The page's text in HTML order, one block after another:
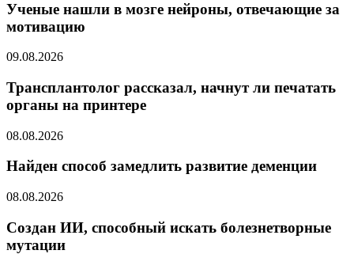
Ученые нашли в мозге нейроны, отвечающие за
мотивацию
09.08.2026
Трансплантолог рассказал, начнут ли печатать
органы на принтере
08.08.2026
Найден способ замедлить развитие деменции
08.08.2026
Создан ИИ, способный искать болезнетворные
мутации